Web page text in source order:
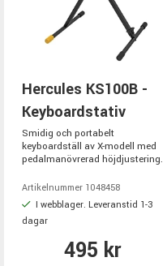
Hercules KS100B -
Keyboardstativ
Smidig och portabelt
keyboardställ av X-modell med
pedalmanövrerad höjdjustering.
Artikelnummer 1048458
I webblager. Leveranstid 1-3
dagar
495 kr